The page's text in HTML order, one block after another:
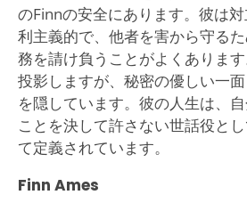
のFinnの安全にあります。彼は
利主義的で、他者を害から守る
務を請け負うことがよくありま
投影しますが、秘密の優しい一
を隠しています。彼の人生は、
ことを決して許さない世話役と
て定義されています。
Finn Ames